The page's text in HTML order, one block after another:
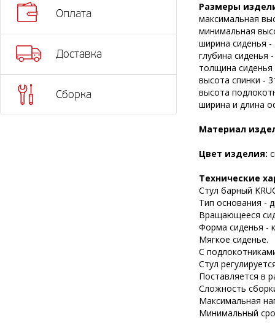
Оплата
Доставка
Сборка
Размеры
максимальная
минимальная
ширина сиденья -
глубина сиденья
толщина сиденья
высота спинки -
высота
ширина и длина
Материал
Цвет изделия:
Технические
Стул барный
Тип основания -
Вращающееся
Форма сиденья -
Мягкое сиденье.
С
Стул
Поставляется в
Сложность
Максимальная
Минимальный